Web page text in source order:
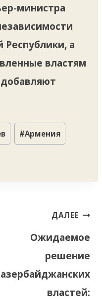
министра
Республики, а
властям
добавляют
#Армения
ДАЛЕЕ
Ожидаемое
решение
азербайджанских
властей: